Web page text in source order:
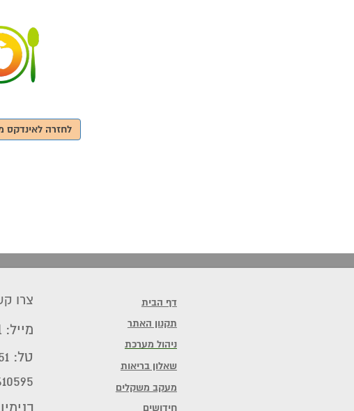
לחזרה לאינדקס
דף הבית
תקנון האתר
ניהול מערכת
שאלון בריאות
מעקב משקלים
חידושים
צרו
מייל: clinic@liorshenhav.co.il
טל: 03-6860151